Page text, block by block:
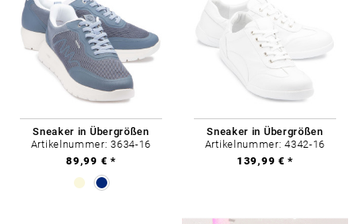
Sneaker in Übergrößen
Artikelnummer: 3634-16
89,99 € *
Sneaker in Übergrößen
Artikelnummer: 4342-16
139,99 € *